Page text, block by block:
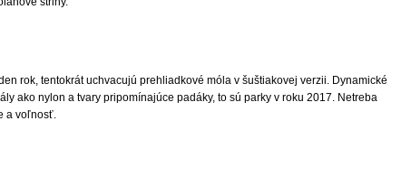
rok, tentokrát uchvacujú prehliadkové móla v šuštiakovej verzii. Dynamické
ako nylon a tvary pripomínajúce padáky, to sú parky v roku 2017. Netreba
a voľnosť.